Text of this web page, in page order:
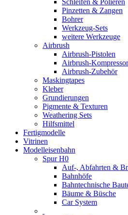
Schleifen & Polieren
Pinzetten & Zangen
Bohrer
Werkzeug-Sets
weitere Werkzeuge
Airbrush
Airbrush-Pistolen
Airbrush-
Airbrush-Zubehör
Maskingtapes
Kleber
Grundierungen
Pigmente & Texturen
Weathering Sets
Hilfsmittel
Fertigmodelle
Vitrinen
Modelleisenbahn
Spur H0
Auf-, Abfahrten &
Bahnhöfe
Bahntechnische
Bäume & Büsche
Car System